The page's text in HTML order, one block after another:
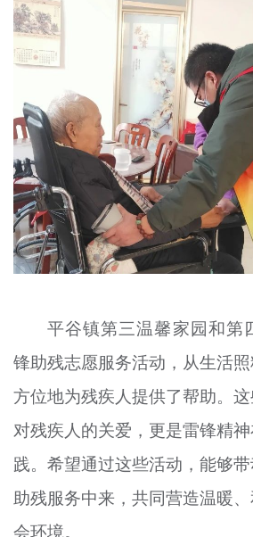
平谷镇第三温馨家园和第
锋助残志愿服务活动，从生活
方位地为残疾人提供了帮助。
对残疾人的关爱，更是雷锋精
践。希望通过这些活动，能够
助残服务中来，共同营造温暖
会环境。